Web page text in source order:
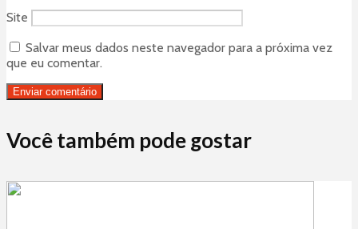
Site
Salvar meus dados neste navegador para a próxima vez
que eu comentar.
Você também pode gostar